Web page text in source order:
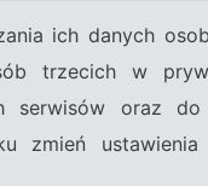
ich danych
trzecich w
serwisów oraz
zmień ustawienia